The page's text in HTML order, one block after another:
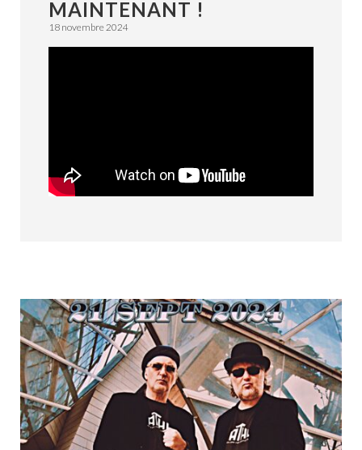
MAINTENANT !
18 novembre 2024